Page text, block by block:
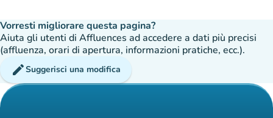
Vorresti migliorare questa pagina?
Aiuta gli utenti di Affluences ad accedere a dati più precisi
(affluenza, orari di apertura, informazioni pratiche, ecc.).
editSuggerisci una modifica